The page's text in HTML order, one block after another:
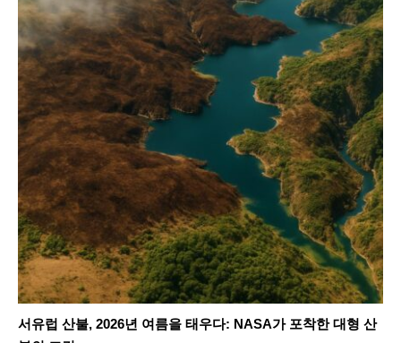
서유럽 산불, 2026년 여름을 태우다: NASA가 포착한 대형 산